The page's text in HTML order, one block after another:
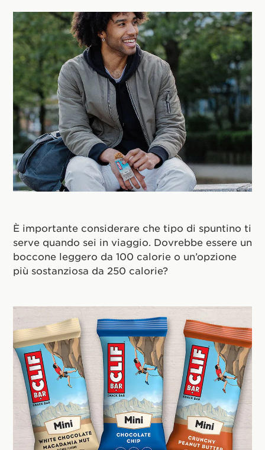
È importante considerare che tipo di spuntino ti
serve quando sei in viaggio. Dovrebbe essere un
boccone leggero da 100 calorie o un’opzione
più sostanziosa da 250 calorie?